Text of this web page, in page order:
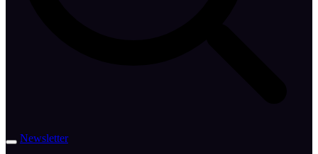
Newsletter